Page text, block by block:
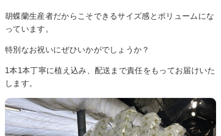
胡蝶蘭生産者だからこそできるサイズ感とボリュームにな
っています。
特別なお祝いにぜひいかがでしょうか？
1本1本丁寧に植え込み、配送まで責任をもってお届けいた
します。